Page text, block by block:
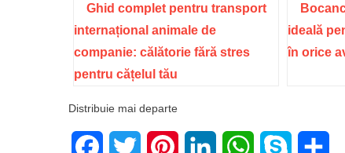
Ghid complet pentru transport
internațional animale de
companie: călătorie fără stres
pentru cățelul tău
ideală
în orice
Distribuie mai departe
FacebookTwitter PinterestLinkedIn WhatsAppSkype